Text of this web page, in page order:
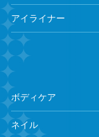
アイライナー
ボディケア
ネイル